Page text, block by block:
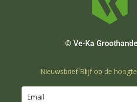
© Ve-Ka
Nieuwsbrief Blijf op de